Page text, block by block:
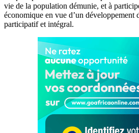
vie de la population démunie, et à
économique en vue d’un développement
participatif et intégral.